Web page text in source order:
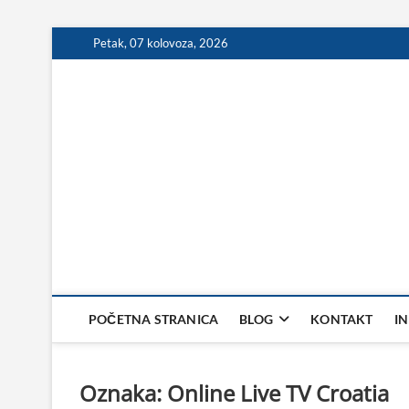
to
Petak, 07 kolovoza, 2026
POČETNA STRANICA BLOG KONTAKT
Oznaka: Online Live TV Croatia